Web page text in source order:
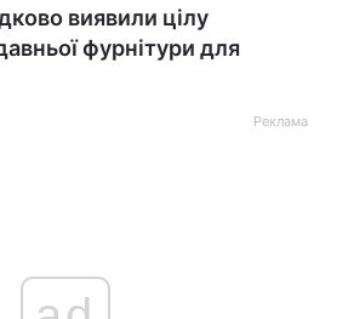
виявили цілу
фурнітури для
Реклама